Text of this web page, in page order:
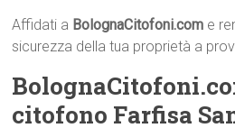
Affidati a BolognaCitofoni.com e
sicurezza della tua proprietà a
citofono Farfisa